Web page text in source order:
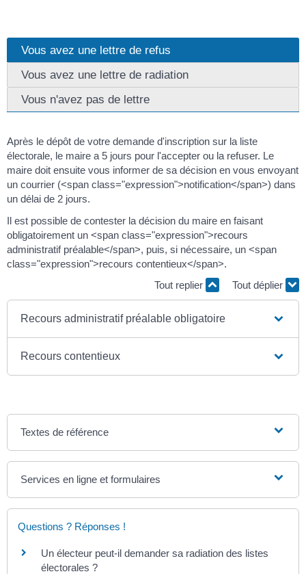
Vous avez une lettre de refus
Vous avez une lettre de radiation
Vous n'avez pas de lettre
Après le dépôt de votre demande d'inscription sur la liste
électorale, le maire a 5 jours pour l'accepter ou la refuser. Le
maire doit ensuite vous informer de sa décision en vous envoyant
un courrier (<span class="expression">notification</span>) dans
un délai de 2 jours.
Il est possible de contester la décision du maire en faisant
obligatoirement un <span class="expression">recours
administratif préalable</span>, puis, si nécessaire, un <span
class="expression">recours contentieux</span>.
Tout replier
Tout déplier
Recours administratif préalable obligatoire
Recours contentieux
Textes de référence
Services en ligne et formulaires
Questions ? Réponses !
Un électeur peut-il demander sa radiation des listes
électorales ?